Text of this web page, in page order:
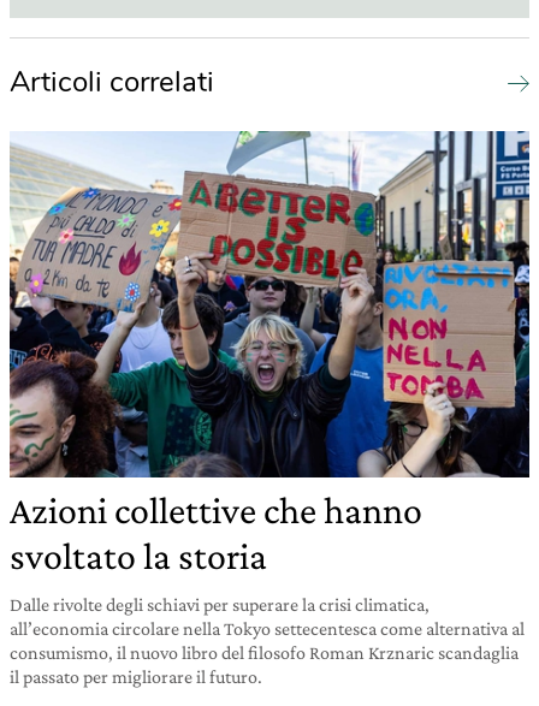
Articoli correlati
Azioni collettive che hanno
svoltato la storia
Dalle rivolte degli schiavi per superare la crisi climatica,
all’economia circolare nella Tokyo settecentesca come alternativa al
consumismo, il nuovo libro del filosofo Roman Krznaric scandaglia
il passato per migliorare il futuro.